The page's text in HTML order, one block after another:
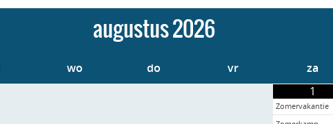
augustus2026
wo do vr za
1
Zomervakantie